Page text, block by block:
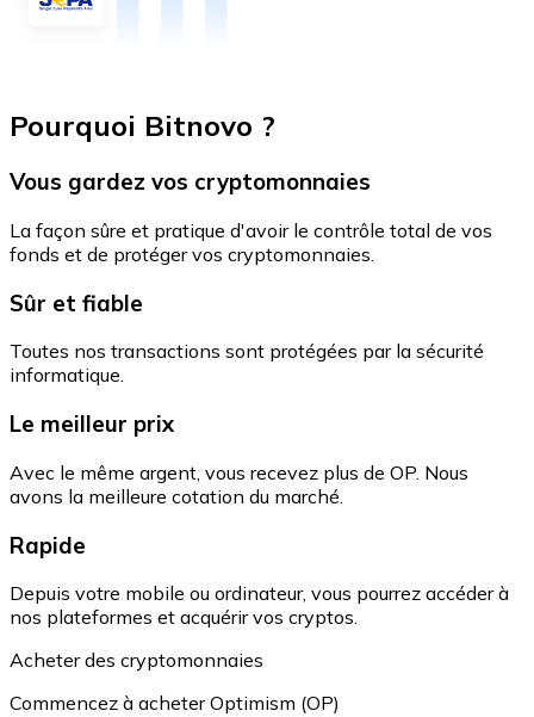
Pourquoi Bitnovo ?
Vous gardez vos cryptomonnaies
La façon sûre et pratique d'avoir le contrôle total de vos
fonds et de protéger vos cryptomonnaies.
Sûr et fiable
Toutes nos transactions sont protégées par la sécurité
informatique.
Le meilleur prix
Avec le même argent, vous recevez plus de OP. Nous
avons la meilleure cotation du marché.
Rapide
Depuis votre mobile ou ordinateur, vous pourrez accéder à
nos plateformes et acquérir vos cryptos.
Acheter des cryptomonnaies
Commencez à acheter Optimism (OP)